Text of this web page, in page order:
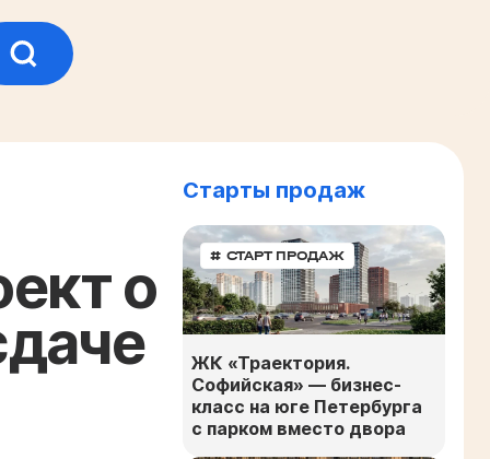
о
Старты продаж
# СТАРТ ПРОДАЖ
ЖК «Траектория.
Софийская» — бизнес-
класс на юге Петербурга
с парком вместо двора